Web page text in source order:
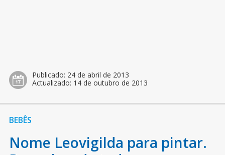
Publicado: 24 de abril de 2013
Actualizado: 14 de outubro de 2013
BEBÊS
Nome Leovigilda para pintar.